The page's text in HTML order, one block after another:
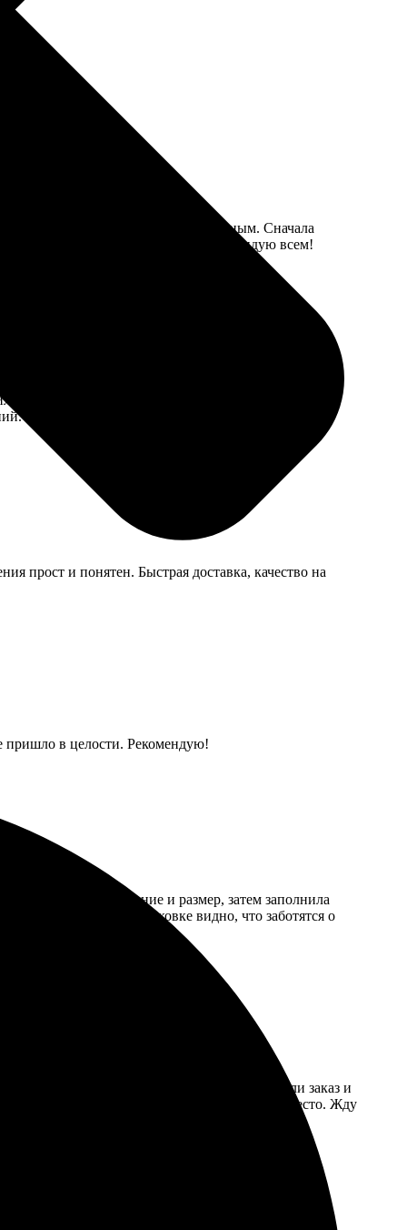
был простым и интуитивно понятным. Сначала
результатом и сервисом. Рекомендую всем!
фотографии на сайте, выбрала нужный размер.
Рекомендую всем!
прост и понятен. Быстрая доставка, качество на
пришло в целости. Рекомендую!
выбрала изображение и размер, затем заполнила
и четкое. По упаковке видно, что заботятся о
нужные картинки. Быстро обработали заказ и
всем, кто хочет освежить рабочее место. Жду